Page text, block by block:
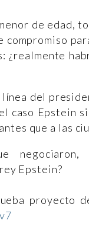
de edad,
¿realmente
del
caso Epstein
que a las
Epstein?
proyecto